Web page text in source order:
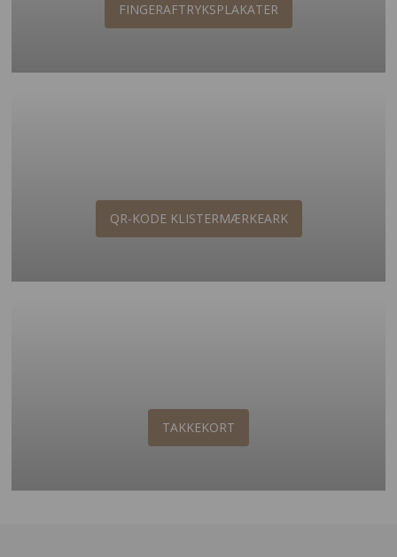
FINGERAFTRYKSPLAKATER
QR-KODE KLISTERMÆRKEARK
TAKKEKORT